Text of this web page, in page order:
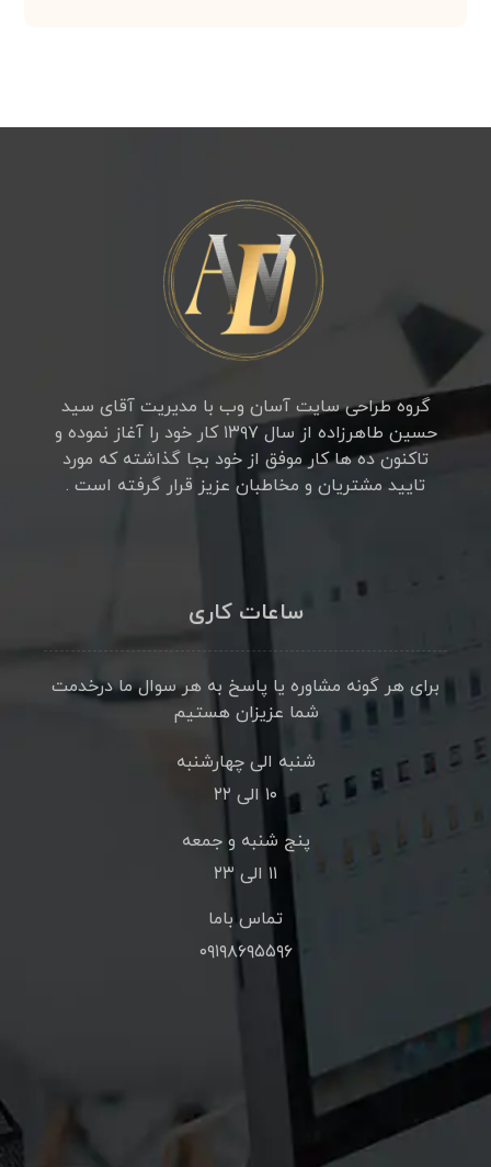
گروه طراحی سایت آسان وب با مدیریت آقای سید
حسین طاهرزاده از سال ۱۳۹۷ کار خود را آغاز نموده و
تاکنون ده ها کار موفق از خود بجا گذاشته که مورد
تایید مشتریان و مخاطبان عزیز قرار گرفته است .
ساعات کاری
برای هر گونه مشاوره یا پاسخ به هر سوال ما درخدمت
شما عزیزان هستیم
شنبه الی چهارشنبه
۱۰ الی ۲۲
پنج شنبه و جمعه
۱۱ الی ۲۳
تماس باما
۰۹۱۹۸۶۹۵۵۹۶